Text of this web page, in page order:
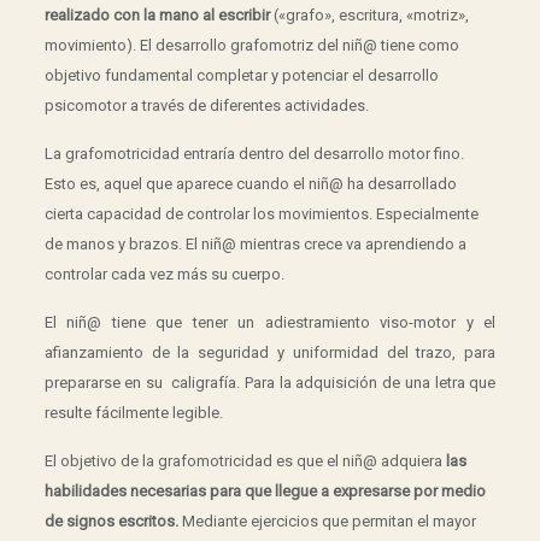
realizado con la mano al escribir(«grafo», escritura, «motriz»,
movimiento). El desarrollo grafomotriz del niñ@ tiene como
objetivo fundamental completar y potenciar el desarrollo
psicomotor a través de diferentes actividades.
La grafomotricidad entraría dentro del desarrollo motor fino.
Esto es, aquel que aparece cuando el niñ@ ha desarrollado
cierta capacidad de controlar los movimientos. Especialmente
de manos y brazos. El niñ@ mientras crece va aprendiendo a
controlar cada vez más su cuerpo.
El niñ@ tiene que tener un adiestramiento viso-motor y el
afianzamiento de la seguridad y uniformidad del trazo, para
prepararse en su caligrafía. Para la adquisición de una letra que
resulte fácilmente legible.
El objetivo de la grafomotricidad es que el niñ@ adquiera las
habilidades necesarias para que llegue a expresarse por medio
de signos escritos. Mediante ejercicios que permitan el mayor